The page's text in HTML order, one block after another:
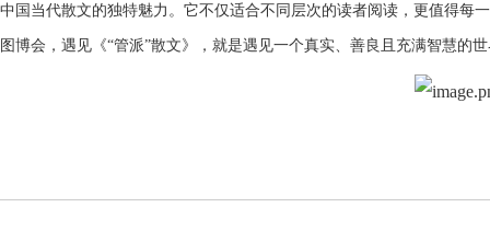
中国当代散文的独特魅力。它不仅适合不同层次的读者阅读，更值得每
图博会，遇见《“管派”散文》，就是遇见一个真实、善良且充满智慧的